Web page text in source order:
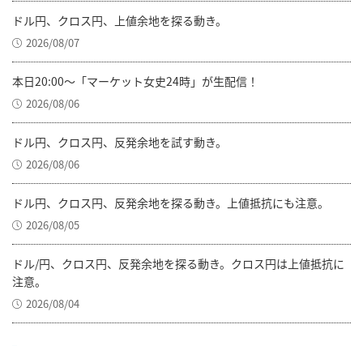
ドル円、クロス円、上値余地を探る動き。
2026/08/07
本日20:00～「マーケット女史24時」が生配信！
2026/08/06
ドル円、クロス円、反発余地を試す動き。
2026/08/06
ドル円、クロス円、反発余地を探る動き。上値抵抗にも注意。
2026/08/05
ドル/円、クロス円、反発余地を探る動き。クロス円は上値抵抗に
注意。
2026/08/04